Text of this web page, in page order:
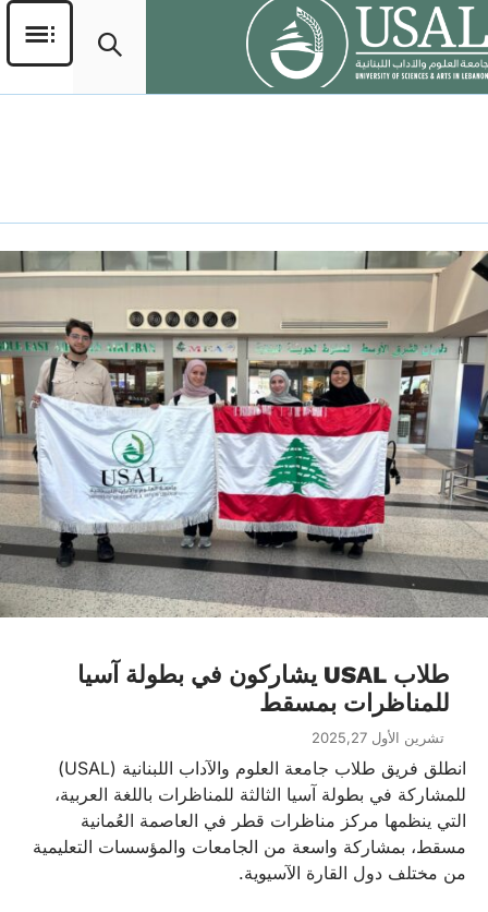
طلاب USAL يشاركون في بطولة آسيا
للمناظرات بمسقط
تشرين الأول 2025,27
انطلق فريق طلاب جامعة العلوم والآداب اللبنانية (USAL)
للمشاركة في بطولة آسيا الثالثة للمناظرات باللغة العربية،
التي ينظمها مركز مناظرات قطر في العاصمة العُمانية
مسقط، بمشاركة واسعة من الجامعات والمؤسسات التعليمية
من مختلف دول القارة الآسيوية.